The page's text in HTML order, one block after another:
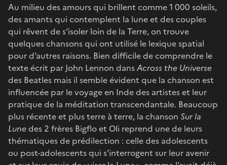
Au milieu des amours qui brillent comme 1 000 soleils,
des amants qui contemplent la lune et des couples
qui rêvent de s’isoler loin de la Terre, on trouve
quelques chansons qui ont utilisé le lexique spatial
pour d’autres raisons. Bien difficile de comprendre le
texte écrit par John Lennon dansAcross the Universe
des Beatles mais il semble évident que la chanson est
influencée par le voyage en Inde des artistes et leur
pratique de la méditation transcendantale. Beaucoup
plus récente et plus terre à terre, la chanson Sur la
Lunedes 2 frères Bigflo et Oli reprend une de leurs
thématiques de prédilection : celle des adolescents
ou post-adolescents qui s’interrogent sur leur avenir